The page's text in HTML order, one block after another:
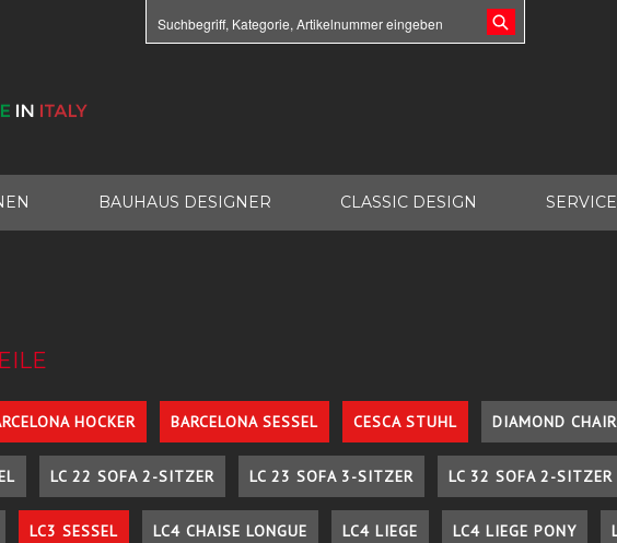
BAUHAUS DESIGNER CLASSIC DESIGN SERVICE
HOCKER BARCELONA SESSEL CESCA STUHL DIAMOND CHAIR
LC 22 SOFA 2-SITZER LC 23 SOFA 3-SITZER LC 32 SOFA 2-SITZER
LC3 SESSEL LC4 CHAISE LONGUE LC4 LIEGE LC4 LIEGE PONY